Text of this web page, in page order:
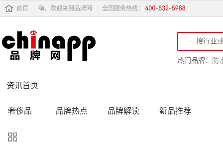
首页 嗨，欢迎来到品牌网 全国服务热线：
热门品牌： 防
资讯首页
奢侈品 品牌热点 品牌解读 新品推荐
品牌黑榜